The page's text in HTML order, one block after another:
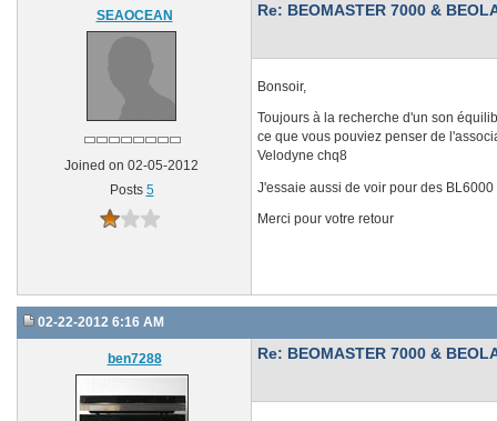
SEAOCEAN
Joined on 02-05-2012
Posts 5
Re: BEOMASTER 7000 &
Bonsoir,
Toujours à la recherche d'un son
ce que vous pouviez penser de
Velodyne chq8
J'essaie aussi de voir pour des
Merci pour votre retour
02-22-2012 6:16 AM
ben7288 Re: BEOMASTER 7000 &